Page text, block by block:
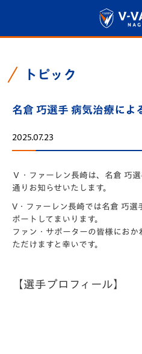
トピック
名倉 巧選手 病気治療によ
2025.07.23
Ｖ・ファーレン長崎は、名倉 巧
通りお知らせいたします。
V・ファーレン長崎では名倉 巧選
ポートしてまいります。
ファン・サポーターの皆様にお
ただけますと幸いです。
【選手プロフィール】